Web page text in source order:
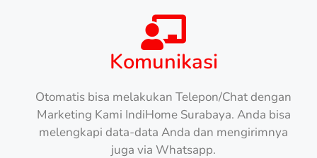
Komunikasi
Otomatis bisa melakukan Telepon/Chat dengan
Marketing Kami IndiHome Surabaya. Anda bisa
melengkapi data-data Anda dan mengirimnya
juga via Whatsapp.